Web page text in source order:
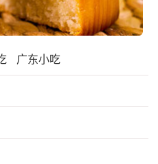
广东小吃